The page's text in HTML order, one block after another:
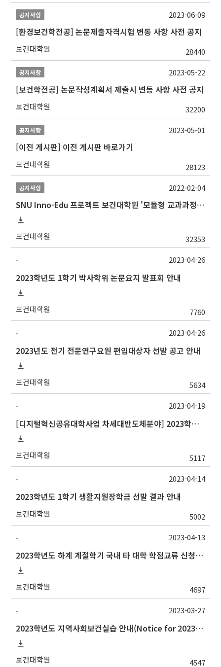
공지사항
[환경보건학전공] 논문제출자격시험 변동 사항 사전 공지
보건대학원 28440
2023-06-09
공지사항
[보건학전공] 논문작성계획서 제출시 변동 사항 사전 공지
보건대학원 32200
2023-05-22
공지사항
[이전 게시판] 이전 게시판 바로가기
보건대학원 28123
2023-05-01
공지사항
SNU Inno-Edu 프로젝트 보건대학원 '모듈형 교과과정' 안내(revised 2022/2/28)
보건대학원 32353
2022-02-04
-
2023학년도 1학기 박사학위 논문요지 발표회 안내
보건대학원 7760
2023-04-26
-
2023년도 전기 전문연구요원 편입대상자 선발 공고 안내
보건대학원 5634
2023-04-26
-
[디지털혁신공유대학사업 차세대반도체분야] 2023학년도 여름기 강원대학교 교류 수학 안내
보건대학원 5117
2023-04-19
-
2023학년도 1학기 생활지원장학금 선발 결과 안내
보건대학원 5002
2023-04-14
-
2023학년도 하계 계절학기 국내 타 대학 학점교류 신청 안내
보건대학원 4697
2023-04-13
-
2023학년도 지역사회보건실습 안내(Notice for 2023 Community Health Field Training)
보건대학원 4547
2023-03-27